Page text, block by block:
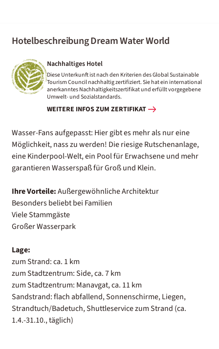
Hotelbeschreibung Dream Water World
Nachhaltiges Hotel
Diese Unterkunft ist nach den Kriterien des Global Sustainable
Tourism Council nachhaltig zertifiziert. Sie hat ein international
anerkanntes Nachhaltigkeitszertifikat und erfüllt vorgegebene
Umwelt- und Sozialstandards.
WEITERE INFOS ZUM ZERTIFIKAT
Wasser-Fans aufgepasst: Hier gibt es mehr als nur eine
Möglichkeit, nass zu werden! Die riesige Rutschenanlage,
eine Kinderpool-Welt, ein Pool für Erwachsene und mehr
garantieren Wasserspaß für Groß und Klein.
Ihre Vorteile:Außergewöhnliche Architektur
Besonders beliebt bei Familien
Viele Stammgäste
Großer Wasserpark
Lage:
zum Strand: ca. 1 km
zum Stadtzentrum: Side, ca. 7 km
zum Stadtzentrum: Manavgat, ca. 11 km
Sandstrand: flach abfallend, Sonnenschirme, Liegen,
Strandtuch/Badetuch, Shuttleservice zum Strand (ca.
1.4.-31.10., täglich)